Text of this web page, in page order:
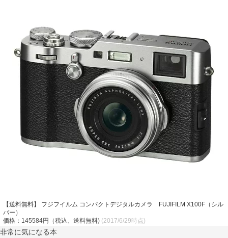
【送料無料】 フジフイルム コンパクトデジタルカメラ FUJIFILM X100F（シル
バー）
価格：145584円（税込、送料無料) (2017/6/29時点)
非常に気になる本